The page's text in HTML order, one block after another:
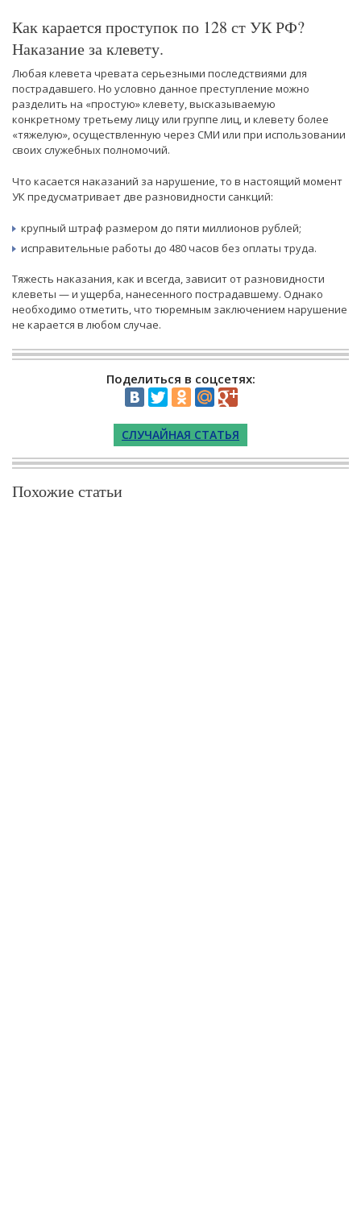
Как карается проступок по 128 ст УК РФ?
Наказание за клевету.
Любая клевета чревата серьезными последствиями для
пострадавшего. Но условно данное преступление можно
разделить на «простую» клевету, высказываемую
конкретному третьему лицу или группе лиц, и клевету более
«тяжелую», осуществленную через СМИ или при использовании
своих служебных полномочий.
Что касается наказаний за нарушение, то в настоящий момент
УК предусматривает две разновидности санкций:
крупный штраф размером до пяти миллионов рублей;
исправительные работы до 480 часов без оплаты труда.
Тяжесть наказания, как и всегда, зависит от разновидности
клеветы — и ущерба, нанесенного пострадавшему. Однако
необходимо отметить, что тюремным заключением нарушение
не карается в любом случае.
Поделиться в соцсетях:
СЛУЧАЙНАЯ СТАТЬЯ
Похожие статьи